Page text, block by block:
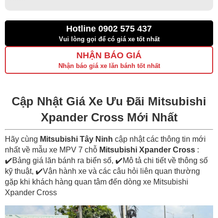
Hotline 0902 575 437
Vui lòng gọi để có giá xe tốt nhất
NHẬN BÁO GIÁ
Nhận báo giá xe lăn bánh tốt nhất
Cập Nhật Giá Xe Ưu Đãi Mitsubishi
Xpander Cross Mới Nhất
Hãy cùng Mitsubishi Tây Ninh cập nhật các thông tin mới
nhất về mẫu xe MPV 7 chỗ Mitsubishi Xpander Cross :
✔️Bảng giá lăn bánh ra biển số, ✔️Mô tả chi tiết về thông số
kỹ thuật, ✔️Vận hành xe và các câu hỏi liên quan thường
gặp khi khách hàng quan tâm đến dòng xe Mitsubishi
Xpander Cross